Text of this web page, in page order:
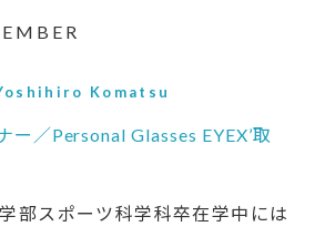
Komatsu
ー／Personal Glasses EYEX’取
部スポーツ科学科卒在学中には